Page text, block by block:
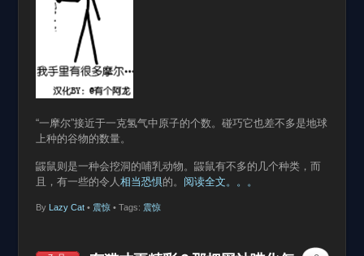
“一摩尔”接近于一克氢气中原子的个数。碰巧它也差不多是地球
上种的谷物的数量。
鼹鼠则是一种会挖洞的哺乳动物。鼹鼠有不多的几个种类，而
且，有一些的令人相当恐惧的。 阅读全文。。。
By Lazy Cat• 震惊 • Tags: 震惊